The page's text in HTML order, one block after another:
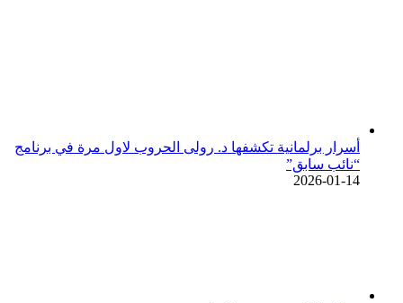
أسرار برلمانية تكشفها د. رولى الحروب لاول مرة في برنامج
“نائب سابق”
2026-01-14